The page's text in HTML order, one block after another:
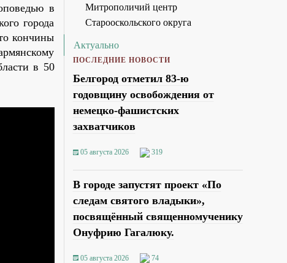
в
города
кончины
в 50
Митрополичий центр
Старооскольского округа
Актуально
ПОСЛЕДНИЕ НОВОСТИ
Белгород отметил 83-ю
годовщину освобождения от
немецко-фашистских
захватчиков
05 августа 2026 319
В городе запустят проект «По
следам святого владыки»,
посвящённый священномученику
Онуфрию Гагалюку.
05 августа 2026 74